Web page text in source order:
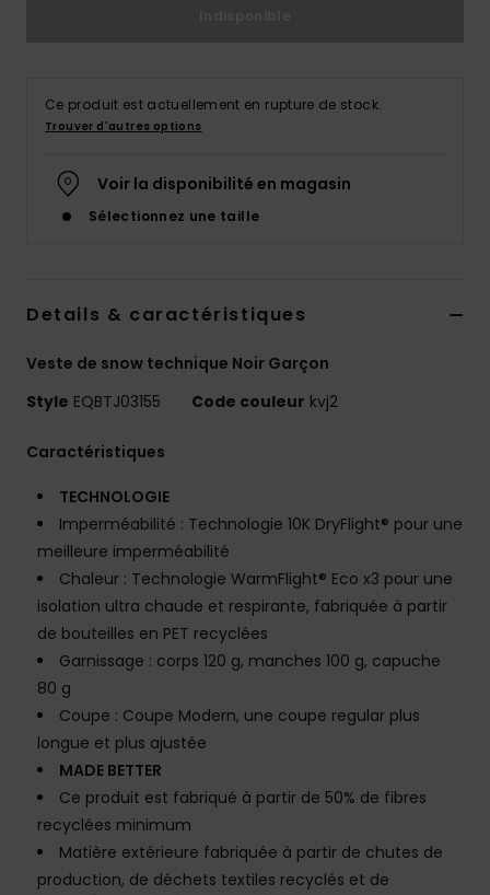
Ce produit est actuellement en rupture de stock.
Trouver d'autres options
Voir la disponibilité en magasin
Sélectionnez une taille
Details & caractéristiques
Veste de snow technique Noir Garçon
Style EQBTJ03155 Code couleur kvj2
Caractéristiques
TECHNOLOGIE
Imperméabilité : Technologie 10K DryFlight® pour une
meilleure imperméabilité
Chaleur : Technologie WarmFlight® Eco x3 pour une
isolation ultra chaude et respirante, fabriquée à partir
de bouteilles en PET recyclées
Garnissage : corps 120 g, manches 100 g, capuche
80 g
Coupe : Coupe Modern, une coupe regular plus
longue et plus ajustée
MADE BETTER
Ce produit est fabriqué à partir de 50% de fibres
recyclées minimum
Matière extérieure fabriquée à partir de chutes de
production, de déchets textiles recyclés et de